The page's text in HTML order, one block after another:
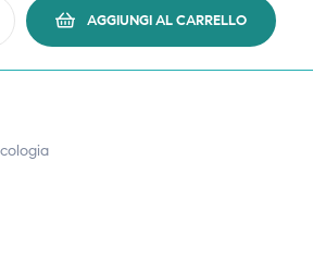
AGGIUNGI AL CARRELLO